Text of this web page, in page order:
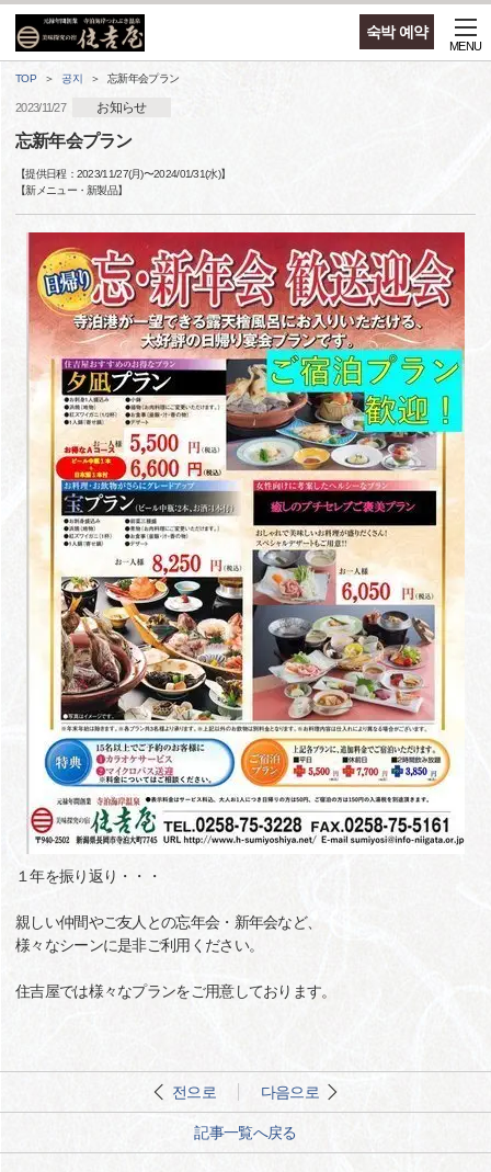
숙박 예약
MENU
TOP 공지 忘新年会プラン
2023/11/27 お知らせ
忘新年会プラン
【提供日程： 2023/11/27(月)〜2024/01/31(水)】
【新メニュー・新製品】
１年を振り返り・・・
親しい仲間やご友人との忘年会・新年会など、
様々なシーンに是非ご利用ください。
住吉屋では様々なプランをご用意しております。
전으로 다음으로
記事一覧へ戻る